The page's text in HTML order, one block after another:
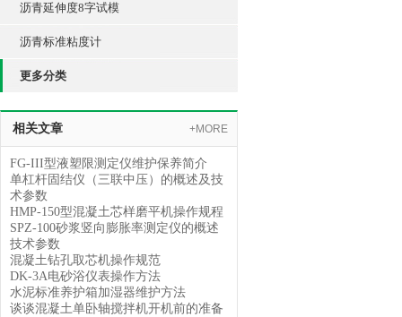
沥青延伸度8字试模
沥青标准粘度计
更多分类
相关文章 +MORE
FG-III型液塑限测定仪维护保养简介
单杠杆固结仪（三联中压）的概述及技
术参数
HMP-150型混凝土芯样磨平机操作规程
SPZ-100砂浆竖向膨胀率测定仪的概述
技术参数
混凝土钻孔取芯机操作规范
DK-3A电砂浴仪表操作方法
水泥标准养护箱加湿器维护方法
谈谈混凝土单卧轴搅拌机开机前的准备